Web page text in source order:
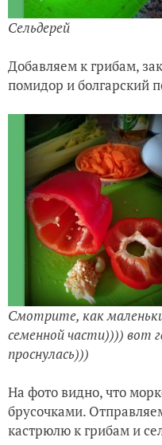
Сельдерей
Добавляем к грибам,
помидор и болгарский
Смотрите, как
семенной части)))) вот
проснулась)))
На фото видно, что
брусочками.
кастрюлю к грибам и